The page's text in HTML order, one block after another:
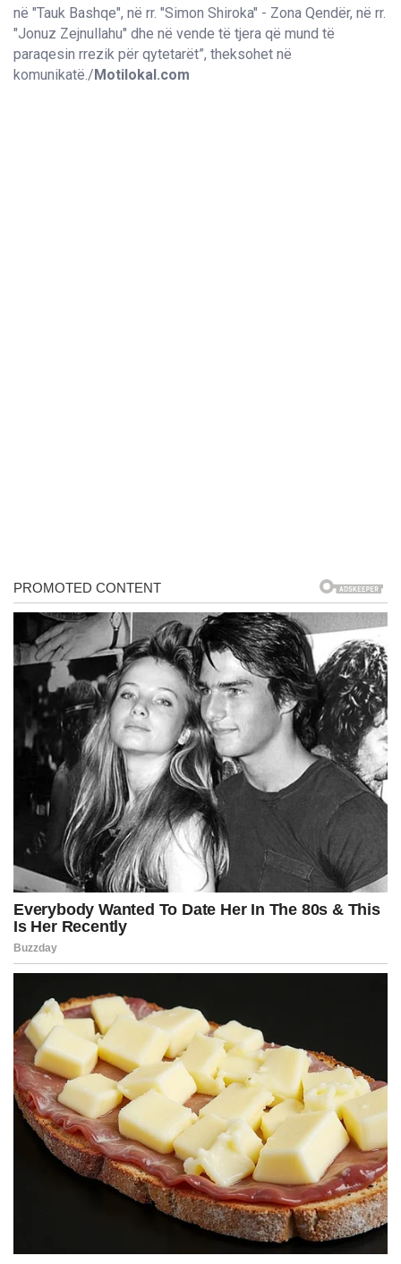
në "Tauk Bashqe", në rr. "Simon Shiroka" - Zona Qendër, në rr.
"Jonuz Zejnullahu" dhe në vende të tjera që mund të
paraqesin rrezik për qytetarët”, theksohet në
komunikatë./ Motilokal.com